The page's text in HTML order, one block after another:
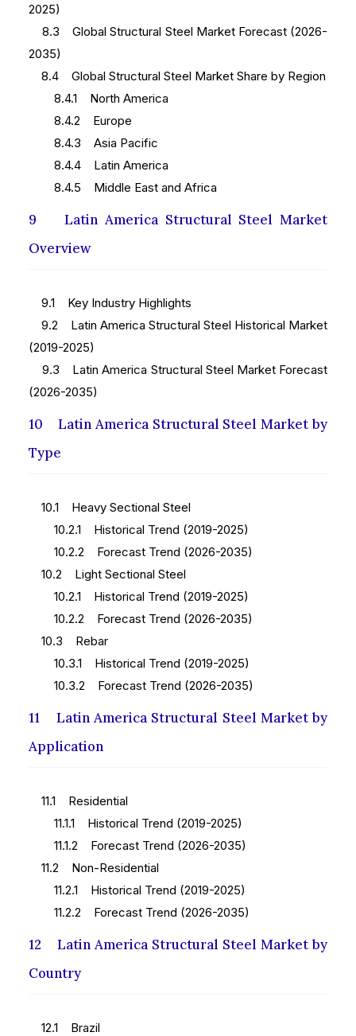
2025)
8.3 Global Structural Steel Market Forecast (2026-
2035)
8.4 Global Structural Steel Market Share by Region
8.4.1 North America
8.4.2 Europe
8.4.3 Asia Pacific
8.4.4 Latin America
8.4.5 Middle East and Africa
9 Latin America Structural Steel Market
Overview
9.1 Key Industry Highlights
9.2 Latin America Structural Steel Historical Market
(2019-2025)
9.3 Latin America Structural Steel Market Forecast
(2026-2035)
10 Latin America Structural Steel Market by
Type
10.1 Heavy Sectional Steel
10.2.1 Historical Trend (2019-2025)
10.2.2 Forecast Trend (2026-2035)
10.2 Light Sectional Steel
10.2.1 Historical Trend (2019-2025)
10.2.2 Forecast Trend (2026-2035)
10.3 Rebar
10.3.1 Historical Trend (2019-2025)
10.3.2 Forecast Trend (2026-2035)
11 Latin America Structural Steel Market by
Application
11.1 Residential
11.1.1 Historical Trend (2019-2025)
11.1.2 Forecast Trend (2026-2035)
11.2 Non-Residential
11.2.1 Historical Trend (2019-2025)
11.2.2 Forecast Trend (2026-2035)
12 Latin America Structural Steel Market by
Country
12.1 Brazil